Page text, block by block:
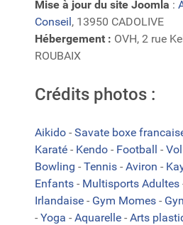
Mise à jour du site Joomla :
Conseil, 13950 CADOLIVE
Hébergement : OVH, 2 rue
ROUBAIX
Crédits photos :
Aikido - Savate boxe
Karaté - Kendo - Football -
Bowling - Tennis - Aviron -
Enfants - Multisports Adultes
Irlandaise - Gym Momes -
- Yoga - Aquarelle - Arts